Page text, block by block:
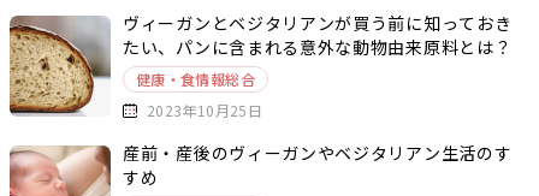
ヴィーガンとベジタリアンが買う前に知っておき
たい、パンに含まれる意外な動物由来原料とは？
健康・食情報総合
2023年10月25日
産前・産後のヴィーガンやベジタリアン生活のす
すめ